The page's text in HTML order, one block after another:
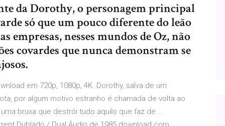
da Dorothy, o personagem principal
só que um pouco diferente do leão
empresas, nesses mundos de Oz, não
covardes que nunca demonstram se
em 720p, 1080p, 4K. Dorothy, salva de um
por algum motivo estranho é chamada de volta ao
bruxa que destrói tudo aquilo que faz de …